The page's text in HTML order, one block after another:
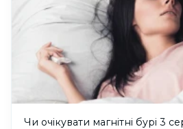
Чи очікувати магнітні бурі 3